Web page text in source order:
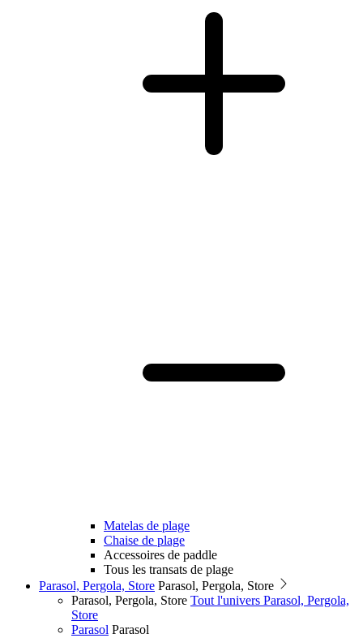
Matelas de plage
Chaise de plage
Accessoires de paddle
Tous les transats de plage
Parasol, Pergola, Store Parasol, Pergola, Store
Parasol, Pergola, Store Tout l'univers Parasol, Pergola,
Store
Parasol Parasol